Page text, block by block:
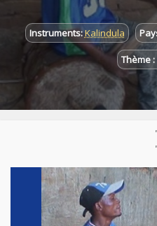
Instruments:Kalindula
Thème :